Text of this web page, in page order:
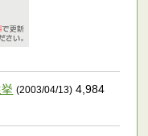
(2003/04/13) 4,984